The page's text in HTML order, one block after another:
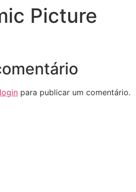
Picture
login para publicar um comentário.